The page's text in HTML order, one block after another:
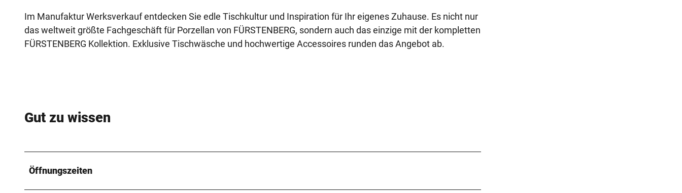
Im Manufaktur Werksverkauf entdecken Sie edle Tischkultur und Inspiration für Ihr eigenes Zuhause. Es nicht nur
das weltweit größte Fachgeschäft für Porzellan von FÜRSTENBERG, sondern auch das einzige mit der kompletten
FÜRSTENBERG Kollektion. Exklusive Tischwäsche und hochwertige Accessoires runden das Angebot ab.
Gut zu wissen
Öffnungszeiten